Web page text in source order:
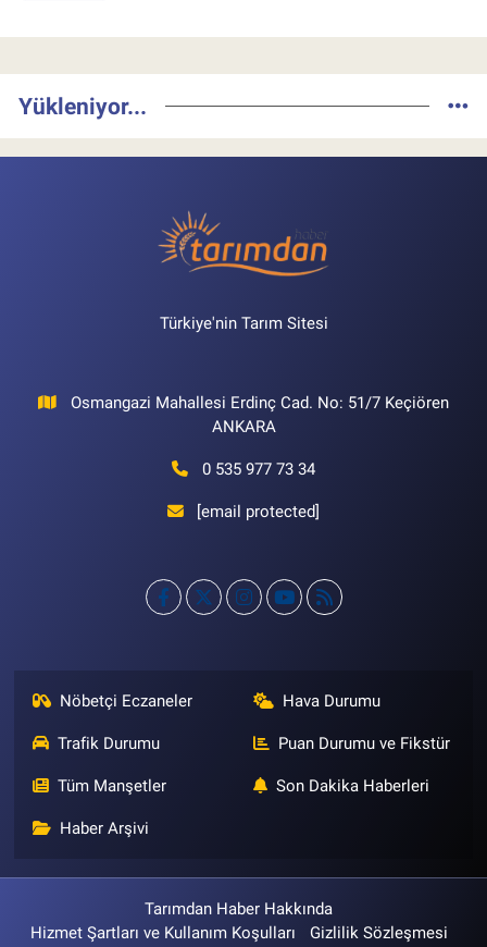
Yükleniyor...
Türkiye'nin Tarım Sitesi
Osmangazi Mahallesi Erdinç Cad. No: 51/7 Keçiören
ANKARA
0 535 977 73 34
[email protected]
Nöbetçi Eczaneler Hava Durumu
Trafik Durumu Puan Durumu ve Fikstür
Tüm Manşetler Son Dakika Haberleri
Haber Arşivi
Tarımdan Haber Hakkında
Hizmet Şartları ve Kullanım Koşulları
Gizlilik Sözleşmesi